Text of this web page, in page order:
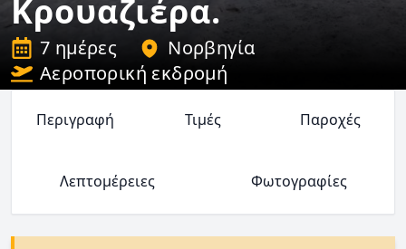
Κρουαζιέρα.
7 ημέρες
Νορβηγία
Αεροπορική εκδρομή
Περιγραφή Τιμές Παροχές
Λεπτομέρειες Φωτογραφίες